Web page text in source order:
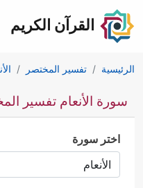
القرآن الكريم
الرئيسية تفسير المختصر
سورة الأنعام تفسير
اختر سورة